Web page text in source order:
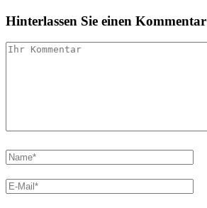
Hinterlassen Sie einen Kommentar